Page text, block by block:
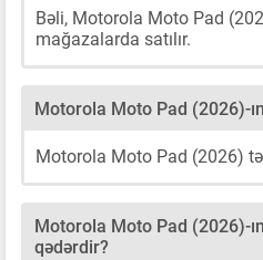
Bəli, Motorola Moto Pad
mağazalarda satılır.
Motorola Moto Pad (2026)-
Motorola Moto Pad (2026)
Motorola Moto Pad (2026)-
qədərdir?